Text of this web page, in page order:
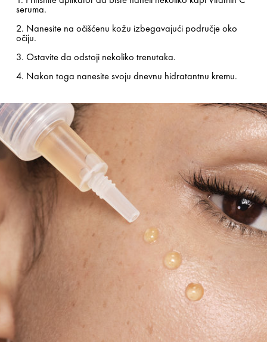
seruma.
2. Nanesite na očišćenu kožu izbegavajući područje oko
očiju.
3. Ostavite da odstoji nekoliko trenutaka.
4. Nakon toga nanesite svoju dnevnu hidratantnu kremu.